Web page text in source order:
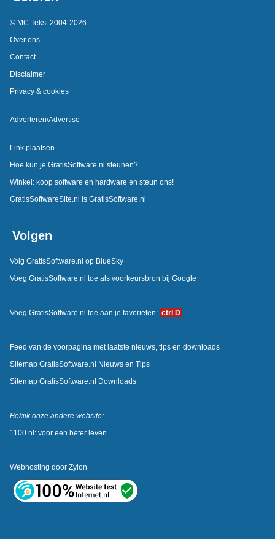
© MC Tekst 2004-2026
Over ons
Contact
Disclaimer
Privacy & cookies
Adverteren/Advertise
Link plaatsen
Hoe kun je GratisSoftware.nl steunen?
Winkel: koop software en hardware en steun ons!
GratisSoftwareSite.nl is GratisSoftware.nl
Volgen
Volg GratisSoftware.nl op BlueSky
Voeg GratisSoftware.nl toe als voorkeursbron bij Google
Voeg GratisSoftware.nl toe aan je favorieten: ctrl D
Feed van de voorpagina met laatste nieuws, tips en downloads
Sitemap GratisSoftware.nl Nieuws en Tips
Sitemap GratisSoftware.nl Downloads
Bekijk onze andere website:
1100.nl: voor een beter leven
Webhosting door Zylon